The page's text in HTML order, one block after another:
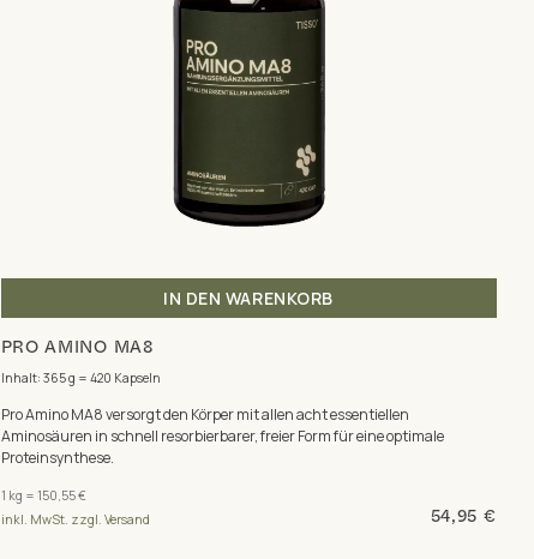
IN DEN WARENKORB
PRO AMINO MA8
Inhalt: 365 g = 420 Kapseln
Pro Amino MA8 versorgt den Körper mit allen acht essentiellen
Aminosäuren in schnell resorbierbarer, freier Form für eine optimale
Proteinsynthese.
1 kg = 150,55 €
inkl. MwSt. zzgl. Versand
54,95 €